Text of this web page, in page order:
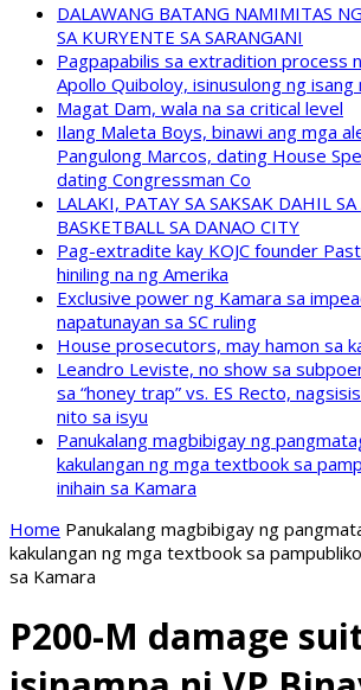
DALAWANG BATANG NAMIMITAS
SA KURYENTE SA SARANGANI
Pagpapabilis sa extradition process
Apollo Quiboloy, isinusulong ng
Magat Dam, wala na sa critical level
Ilang Maleta Boys, binawi ang mga
Pangulong Marcos, dating House
dating Congressman Co
LALAKI, PATAY SA SAKSAK DAHIL
BASKETBALL SA DANAO CITY
Pag-extradite kay KOJC founder
hiniling na ng Amerika
Exclusive power ng Kamara sa
napatunayan sa SC ruling
House prosecutors, may hamon sa
Leandro Leviste, no show sa
sa “honey trap” vs. ES Recto,
nito sa isyu
Panukalang magbibigay ng
kakulangan ng mga textbook sa
inihain sa Kamara
Home Panukalang magbibigay ng
kakulangan ng mga textbook sa
sa Kamara
P200-M damage